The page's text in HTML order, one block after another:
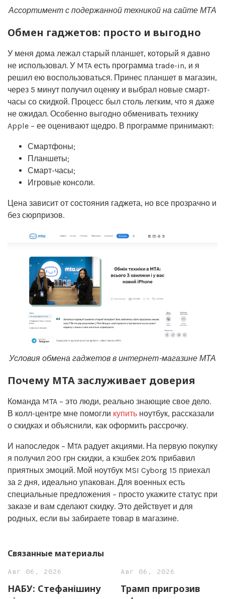
Ассортимент с подержанной техникой на сайте МТА
Обмен гаджетов: просто и выгодно
У меня дома лежал старый планшет, который я давно
не использовал. У MTA есть программа trade-in, и я
решил ею воспользоваться. Принес планшет в магазин,
через 5 минут получил оценку и выбрал новые смарт-
часы со скидкой. Процесс был столь легким, что я даже
не ожидал. Особенно выгодно обменивать технику
Apple – ее оценивают щедро. В программе принимают:
Смартфоны;
Планшеты;
Смарт-часы;
Игровые консоли.
Цена зависит от состояния гаджета, но все прозрачно и
без сюрпризов.
Условия обмена гаджетов в интернет-магазине МТА
Почему MTA заслуживает доверия
Команда MTA – это люди, реально знающие свое дело.
В колл-центре мне помогли купить ноутбук, рассказали
о скидках и объяснили, как оформить рассрочку.
И напоследок – МTA радует акциями. На первую покупку
я получил 200 грн скидки, а кэшбек 20% прибавил
приятных эмоций. Мой ноутбук MSI Cyborg 15 приехал
за 2 дня, идеально упакован. Для военных есть
специальные предложения – просто укажите статус при
заказе и вам сделают скидку. Это действует и для
родных, если вы забираете товар в магазине.
Связанные материалы
Авг 06, 2026
НАБУ: Стефанішину
Авг 06, 2026
Трамп пригрозив